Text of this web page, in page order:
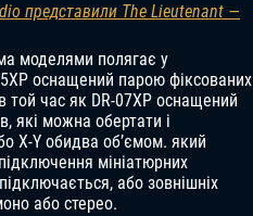
представили The Lieutenant —
моделями полягає у
оснащений парою фіксованих
той час як DR-07XP оснащений
які можна обертати і
X-Y обидва об’ємом. який
мініатюрних
або зовнішніх
або стерео.